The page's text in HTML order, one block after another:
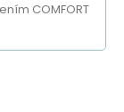
COMFORT